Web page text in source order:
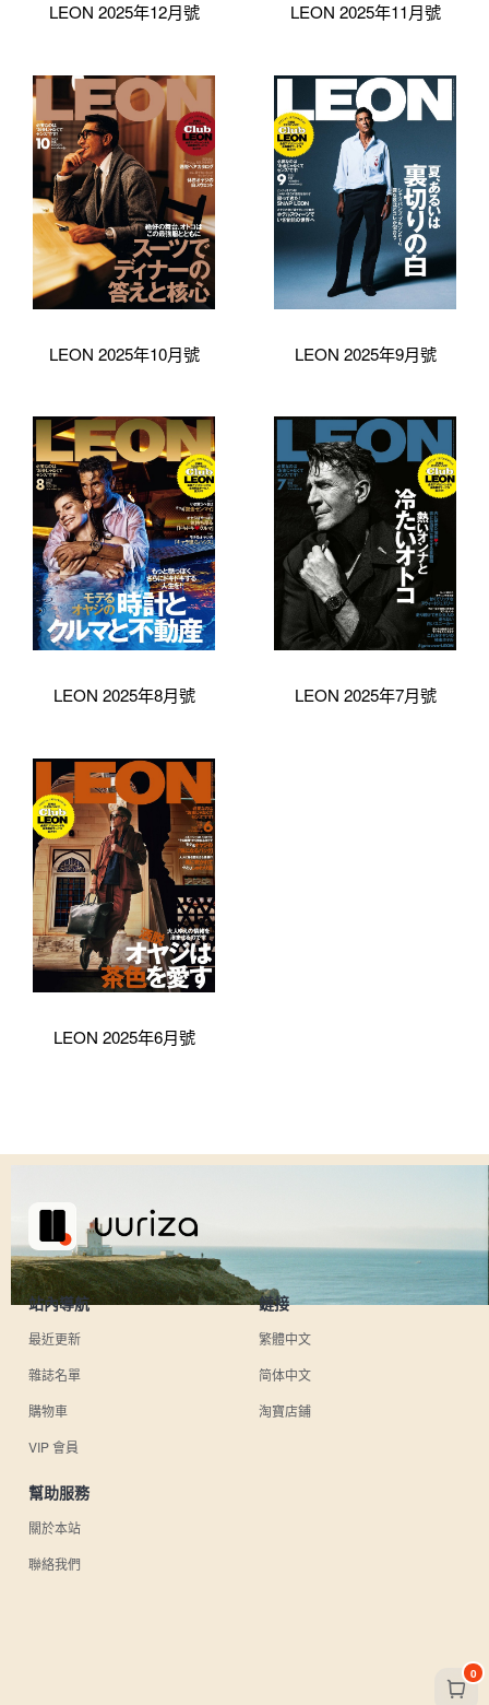
LEON 2025年12月號 LEON 2025年11月號
LEON 2025年10月號 LEON 2025年9月號
LEON 2025年8月號 LEON 2025年7月號
LEON 2025年6月號
站內導航
最近更新
雜誌名單
購物車
VIP 會員
鏈接
繁體中文
简体中文
淘寶店鋪
幫助服務
關於本站
聯絡我們
0